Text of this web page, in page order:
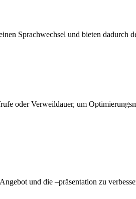
Sprachwechsel und bieten dadurch
oder Verweildauer, um
und die –präsentation zu